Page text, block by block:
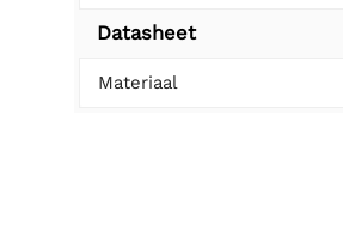
Datasheet
Materiaal